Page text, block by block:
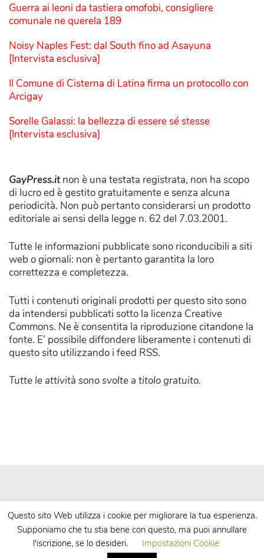
Guerra ai leoni da tastiera omofobi, consigliere
comunale ne querela 189
Noisy Naples Fest: dal South fino ad Asayuna
[Intervista esclusiva]
Il Comune di Cisterna di Latina firma un protocollo con
Arcigay
Sorelle Galassi: la bellezza di essere sé stesse
[Intervista esclusiva]
GayPress.itnon è una testata registrata, non ha scopo
di lucro ed è gestito gratuitamente e senza alcuna
periodicità. Non può pertanto considerarsi un prodotto
editoriale ai sensi della legge n. 62 del 7.03.2001.
Tutte le informazioni pubblicate sono riconducibili a siti
web o giornali: non è pertanto garantita la loro
correttezza e completezza.
Tutti i contenuti originali prodotti per questo sito sono
da intendersi pubblicati sotto la licenza Creative
Commons. Ne è consentita la riproduzione citandone la
fonte. E’ possibile diffondere liberamente i contenuti di
questo sito utilizzando i feed RSS.
Tutte le attività sono svolte a titolo gratuito.
| Powered byWordPress| Theme byTheBootstrapThemes
Questo sito Web utilizza i cookie per migliorare la tua esperienza.
Supponiamo che tu stia bene con questo, ma puoi annullare
l'iscrizione, se lo desideri.
Impostazioni Cookie